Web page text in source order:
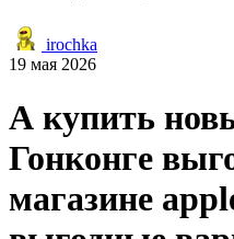
irochka
19 мая 2026
А купить
Гонконге
магазине